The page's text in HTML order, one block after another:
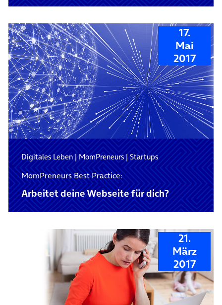
17.
Mai
2017
Digitales Leben|MomPreneurs|Startups
MomPreneurs Best Practice:
Arbeitet deine Webseite für dich?
21.
März
2017